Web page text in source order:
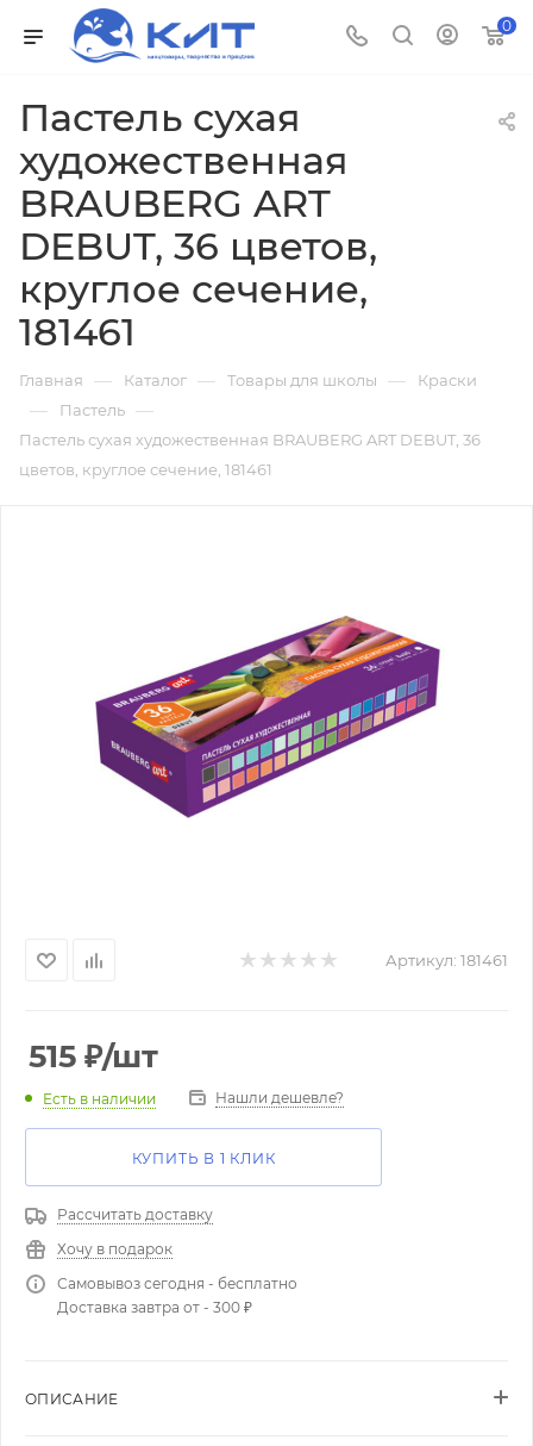
0
Пастель сухая
художественная
BRAUBERG ART
DEBUT, 36 цветов,
круглое сечение,
181461
Главная — Каталог — Товары для школы — Краски
— Пастель —
Пастель сухая художественная BRAUBERG ART DEBUT, 36
цветов, круглое сечение, 181461
Артикул: 181461
515 ₽/шт
Есть в наличии Нашли дешевле?
КУПИТЬ В 1 КЛИК
Рассчитать доставку
Хочу в подарок
Самовывоз сегодня - бесплатно
Доставка завтра от - 300 ₽
ОПИСАНИЕ